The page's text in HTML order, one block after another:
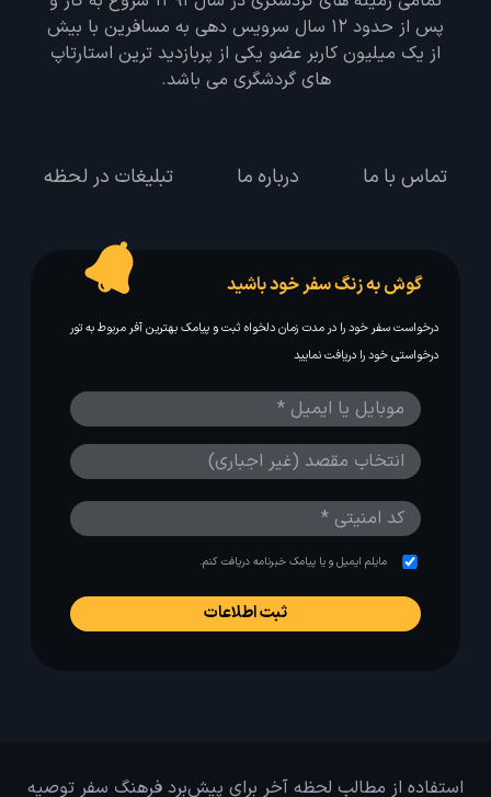
پس از حدود 12 سال سرویس دهی به مسافرین با بیش
از یک میلیون کاربر عضو یکی از پربازدید ترین استارتاپ
های گردشگری می باشد.
تماس با ما درباره ما تبلیغات در لحظه
گوش به زنگ سفر خود باشید
درخواست سفر خود را در مدت زمان دلخواه ثبت و پیامک بهترین آفر مربوط به تور
درخواستی خود را دریافت نمایید
مایلم ایمیل و یا پیامک خبرنامه دریافت کنم.
استفاده از مطالب لحظه آخر برای پیش‌برد فرهنگ سفر توصیه